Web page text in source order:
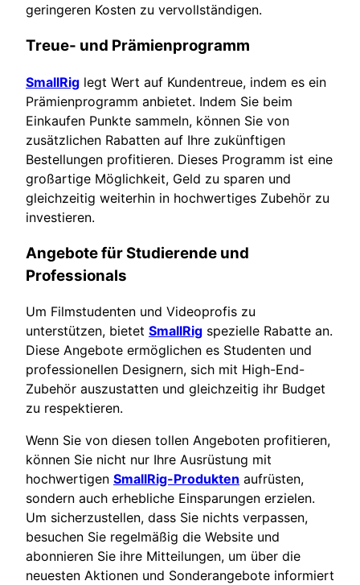
geringeren Kosten zu vervollständigen.
Treue- und Prämienprogramm
SmallRig legt Wert auf Kundentreue, indem es ein
Prämienprogramm anbietet. Indem Sie beim
Einkaufen Punkte sammeln, können Sie von
zusätzlichen Rabatten auf Ihre zukünftigen
Bestellungen profitieren. Dieses Programm ist eine
großartige Möglichkeit, Geld zu sparen und
gleichzeitig weiterhin in hochwertiges Zubehör zu
investieren.
Angebote für Studierende und
Professionals
Um Filmstudenten und Videoprofis zu
unterstützen, bietet SmallRig spezielle Rabatte an.
Diese Angebote ermöglichen es Studenten und
professionellen Designern, sich mit High-End-
Zubehör auszustatten und gleichzeitig ihr Budget
zu respektieren.
Wenn Sie von diesen tollen Angeboten profitieren,
können Sie nicht nur Ihre Ausrüstung mit
hochwertigen SmallRig-Produkten aufrüsten,
sondern auch erhebliche Einsparungen erzielen.
Um sicherzustellen, dass Sie nichts verpassen,
besuchen Sie regelmäßig die Website und
abonnieren Sie ihre Mitteilungen, um über die
neuesten Aktionen und Sonderangebote informiert